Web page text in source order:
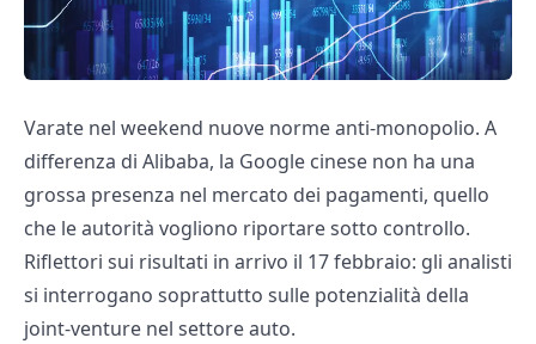
Varate nel weekend nuove norme anti-monopolio. A
differenza di Alibaba, la Google cinese non ha una
grossa presenza nel mercato dei pagamenti, quello
che le autorità vogliono riportare sotto controllo.
Riflettori sui risultati in arrivo il 17 febbraio: gli analisti
si interrogano soprattutto sulle potenzialità della
joint-venture nel settore auto.